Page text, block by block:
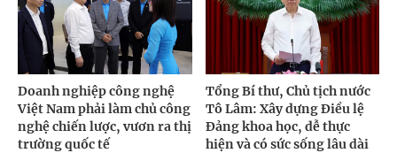
Doanh nghiệp công nghệ
Việt Nam phải làm chủ công
nghệ chiến lược, vươn ra thị
trường quốc tế
Tổng Bí thư, Chủ tịch nước
Tô Lâm: Xây dựng Điều lệ
Đảng khoa học, dễ thực
hiện và có sức sống lâu dài